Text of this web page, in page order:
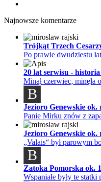
Najnowsze komentarze
Trójkąt Trzech
Po prawie dwudziestu
20 lat serwisu -
Minął czerwiec, minęła
B
Jezioro Genewskie ok.
Panie Mirku znów z
Jezioro Genewskie ok.
„Valais“ był parowym
B
Zatoka Pomorska ok.
Wspaniałe były te statki